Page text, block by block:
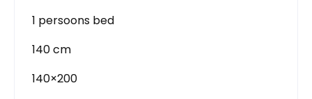
1 persoons bed
140 cm
140×200